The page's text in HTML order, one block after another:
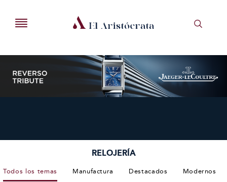
RELOJERÍA
Todos los temas Manufactura Destacados Modernos